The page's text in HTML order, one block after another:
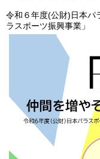
令和６年度(公財)日本パ
ラスポーツ振興事業」